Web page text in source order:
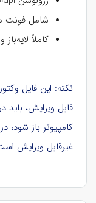
شامل فونت
کاملاً
نکته: این فایل
کامپیوتر باز شود،
غیرقابل ویرایش